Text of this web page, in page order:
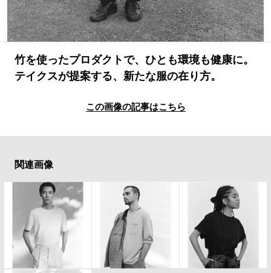
竹を使ったプロダクトで、ひとも環境も健康に。
テイクスが提案する、新たな服の在り方。
この画像の記事はこちら
関連画像